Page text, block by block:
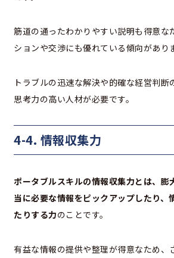
筋道の通ったわかりやすい説明も得意な
ションや交渉にも優れている傾向があり
トラブルの迅速な解決や的確な経営判断
思考力の高い人材が必要です。
4-4. 情報収集力
ポータブルスキルの情報収集力とは、膨
当に必要な情報をピックアップしたり、
たりする力のことです。
有益な情報の提供や整理が得意なため、